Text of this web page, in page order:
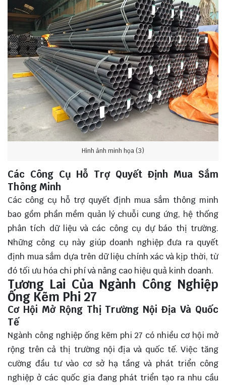
Hình ảnh minh họa (3)
Các Công Cụ Hỗ Trợ Quyết Định Mua Sắm
Thông Minh
Các công cụ hỗ trợ quyết định mua sắm thông minh
bao gồm phần mềm quản lý chuỗi cung ứng, hệ thống
phân tích dữ liệu và các công cụ dự báo thị trường.
Những công cụ này giúp doanh nghiệp đưa ra quyết
định mua sắm dựa trên dữ liệu chính xác và kịp thời, từ
đó tối ưu hóa chi phí và nâng cao hiệu quả kinh doanh.
Tương Lai Của Ngành Công Nghiệp
Ống Kẽm Phi 27
Cơ Hội Mở Rộng Thị Trường Nội Địa Và Quốc
Tế
Ngành công nghiệp ống kẽm phi 27 có nhiều cơ hội mở
rộng trên cả thị trường nội địa và quốc tế. Việc tăng
cường đầu tư vào cơ sở hạ tầng và phát triển công
nghiệp ở các quốc gia đang phát triển tạo ra nhu cầu